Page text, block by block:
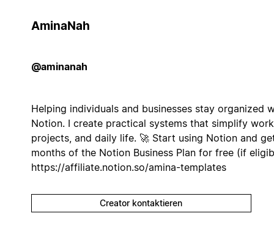
AminaNah
@aminanah
Helping individuals and businesses stay organized
Notion. I create practical systems that simplify
projects, and daily life. 🚀 Start using Notion and
months of the Notion Business Plan for free (if
https://affiliate.notion.so/amina-templates
Creator kontaktieren